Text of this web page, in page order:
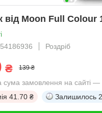
від Moon Full Colour
Роздріб
₴ 139 ₴
сума замовлення на сайті
41.70 ₴ Залишилось